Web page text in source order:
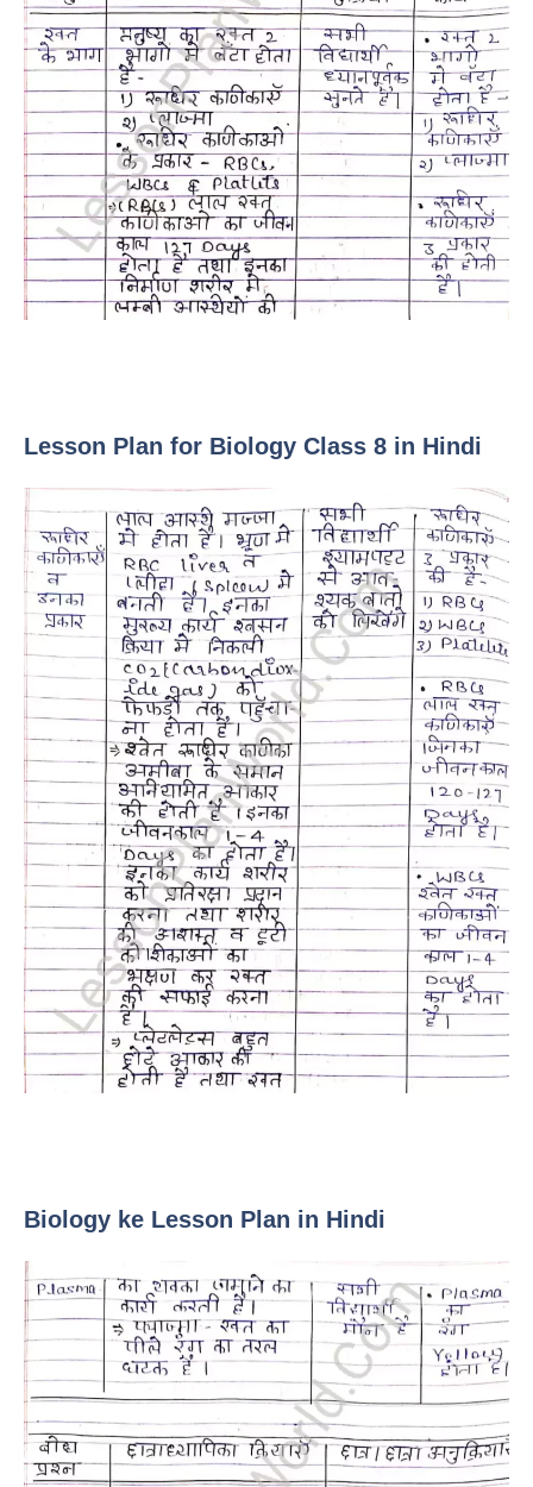
Lesson Plan for Biology Class 8 in Hindi
Biology ke Lesson Plan in Hindi